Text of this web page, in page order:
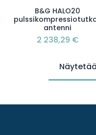
B&G HALO20
antenni
2 238,29 €